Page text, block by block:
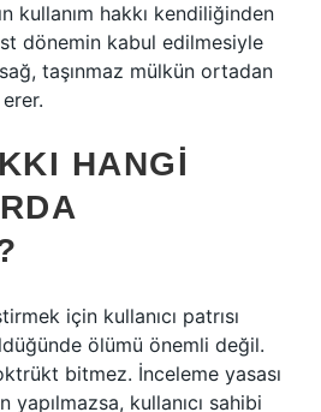
kullanım hakkı kendiliğinden
dönemin kabul edilmesiyle
taşınmaz mülkün ortadan
HANGI
için kullanıcı patrısı
ölümü önemli değil.
bitmez. İnceleme yasası
yapılmazsa, kullanıcı sahibi